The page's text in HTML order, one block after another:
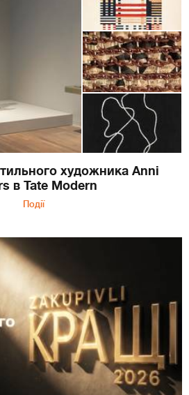
художника Anni
в Tate Modern
Події